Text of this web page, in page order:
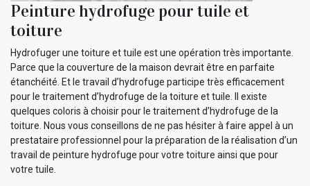
Peinture hydrofuge pour tuile et
toiture
Hydrofuger une toiture et tuile est une opération très importante.
Parce que la couverture de la maison devrait être en parfaite
étanchéité. Et le travail d’hydrofuge participe très efficacement
pour le traitement d’hydrofuge de la toiture et tuile. Il existe
quelques coloris à choisir pour le traitement d’hydrofuge de la
toiture. Nous vous conseillons de ne pas hésiter à faire appel à un
prestataire professionnel pour la préparation de la réalisation d’un
travail de peinture hydrofuge pour votre toiture ainsi que pour
votre tuile.